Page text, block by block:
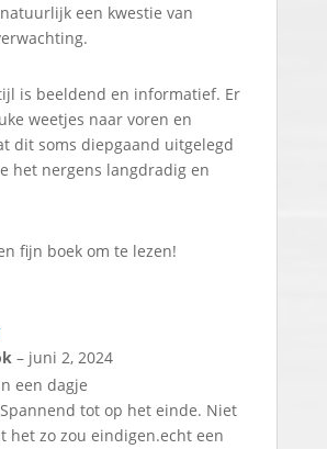
een kwestie van
is beeldend en informatief. Er
weetjes naar voren en
dit soms diepgaand uitgelegd
het nergens langdradig en
fijn boek om te lezen!
– juni 2, 2024
een dagje
tot op het einde. Niet
het zo zou eindigen.echt een